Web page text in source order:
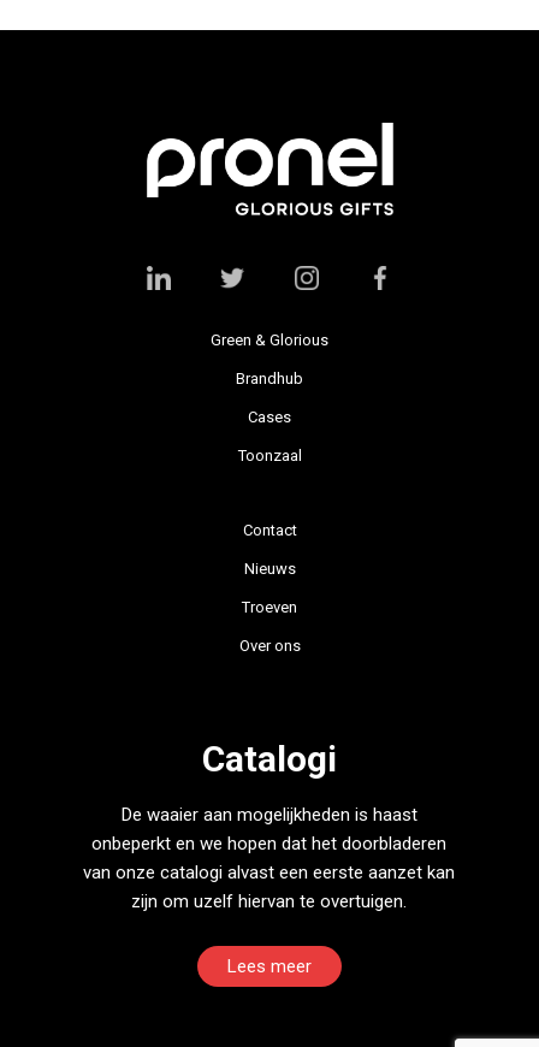
Green & Glorious
Brandhub
Cases
Toonzaal
Contact
Nieuws
Troeven
Over ons
Catalogi
De waaier aan mogelijkheden is haast
onbeperkt en we hopen dat het doorbladeren
van onze catalogi alvast een eerste aanzet kan
zijn om uzelf hiervan te overtuigen.
Lees meer